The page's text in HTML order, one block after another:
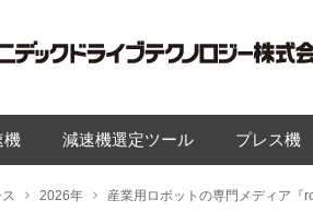
機 減速機選定ツール プレス機
ロジー株式会社
2026年